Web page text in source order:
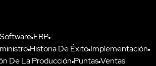
ERP
Historia De Éxito Implementación
De La Producción PuntasVentas